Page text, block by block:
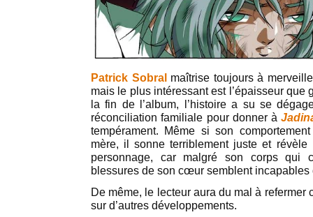
Patrick Sobral maîtrise toujours à
mais le plus intéressant est l’épaisseur que
la fin de l’album, l’histoire a su se
réconciliation familiale pour donner à
tempérament. Même si son
mère, il sonne terriblement juste et
personnage, car malgré son corps qui
blessures de son cœur semblent incapables
De même, le lecteur aura du mal à refermer
sur d’autres développements.